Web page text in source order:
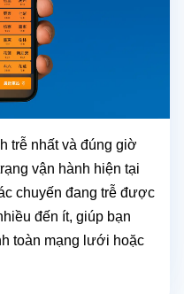
trễ nhất và đúng giờ
vận hành hiện tại
chuyến đang trễ được
đến ít, giúp bạn
toàn mạng lưới hoặc